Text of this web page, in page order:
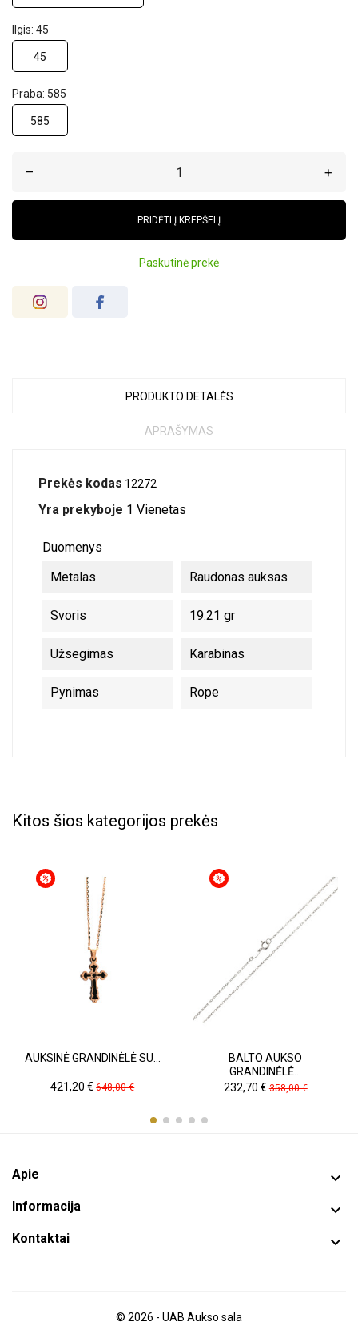
Ilgis: 45
45
Praba: 585
585
– +
PRIDĖTI Į KREPŠELĮ
Paskutinė prekė
PRODUKTO DETALĖS
APRAŠYMAS
Prekės kodas 12272
Yra prekyboje 1 Vienetas
Duomenys
Metalas
Raudonas auksas
Svoris 19.21 gr
Užsegimas Karabinas
Pynimas Rope
Kitos šios kategorijos prekės
AUKSINĖ GRANDINĖLĖ SU...
Kaina
421,20 € Pradinė
648,00 €
BALTO AUKSO
GRANDINĖLĖ...
Kaina
232,70 €Pradinė
358,00 €
Apie 
Informacija 
Kontaktai 
© 2026 - UAB Aukso sala